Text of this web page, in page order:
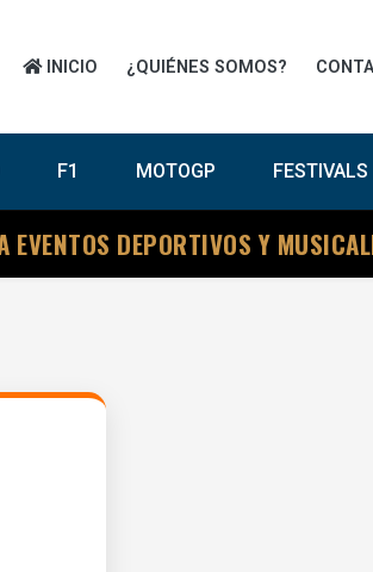
INICIO ¿QUIÉNES SOMOS?
F1 MOTOGP FESTIVALS
DEPORTIVOS Y